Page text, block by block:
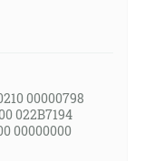
00000798
022B7194
00000000